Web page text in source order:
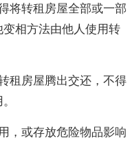
转租房屋全部或一部
相方法由他人使用转
房屋腾出交还，不得
或存放危险物品影响